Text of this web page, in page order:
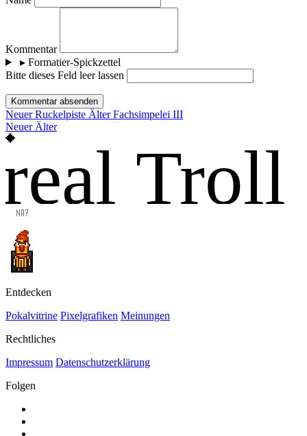
Kommentar
▸Formatier-Spickzettel
Bitte dieses Feld leer lassen
Kommentar absenden
Neuer Ruckelpiste Älter Fachsimpelei III
Neuer Älter
real Troll
Entdecken
Pokalvitrine Pixelgrafiken Meinungen
Rechtliches
Impressum Datenschutzerklärung
Folgen